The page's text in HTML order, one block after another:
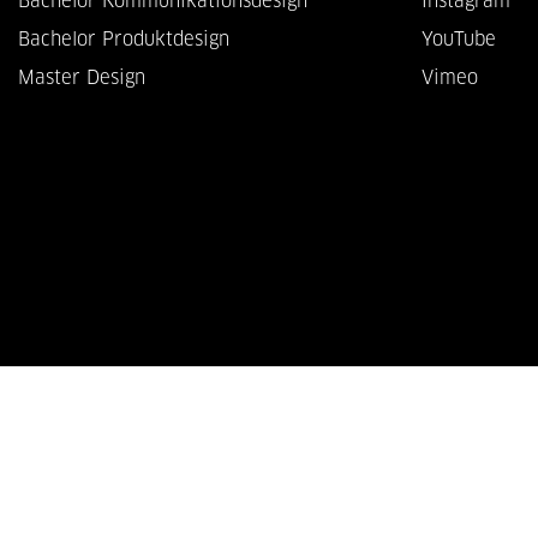
Bachelor Produktdesign
Master Design
YouTube
Vimeo